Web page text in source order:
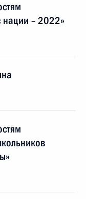
нации – 2022»